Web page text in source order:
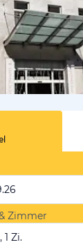
Zimmer
1 Zi.